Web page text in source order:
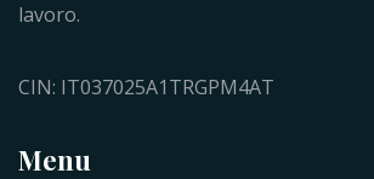
lavoro.
CIN: IT037025A1TRGPM4AT
Menu